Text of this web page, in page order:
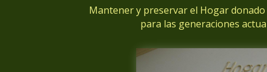
Mantener y preservar el Hogar
para las generaciones